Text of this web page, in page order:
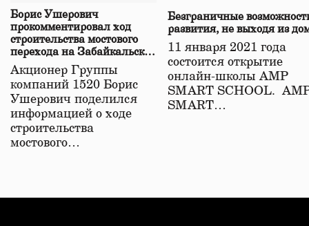
Борис Ушерович
прокомментировал ход
строительства мостового
перехода на Забайкальской
железной дороге
Акционер Группы
компаний 1520 Борис
Ушерович поделился
информацией о ходе
строительства
мостового…
Безграничные
развития, не выходя из
11 января 2021 года
состоится открытие
онлайн-школы АМР
SMART SCHOOL.
SMART…